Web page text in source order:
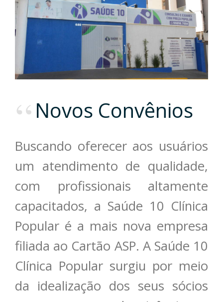
Novos Convênios
Buscando oferecer aos usuários
um atendimento de qualidade,
com profissionais altamente
capacitados, a Saúde 10 Clínica
Popular é a mais nova empresa
filiada ao Cartão ASP. A Saúde 10
Clínica Popular surgiu por meio
da idealização dos seus sócios